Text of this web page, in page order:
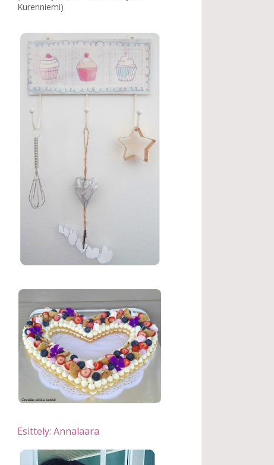
Kurenniemi)
Esittely: Annalaara